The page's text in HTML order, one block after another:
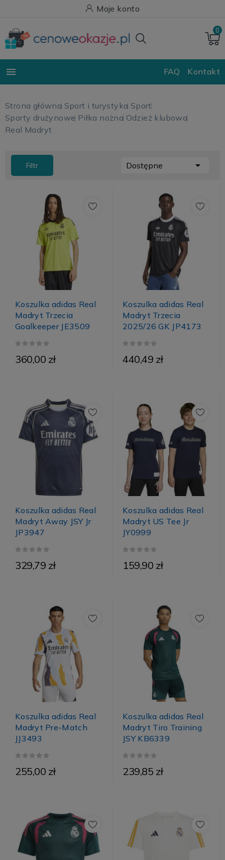
Moje konto
0
 FAQ Kontakt
Strona główna Sport i turystyka Sport
Sporty drużynowe Piłka nożna Odzież klubowa
Real Madryt
Filtr Dostępne 
Koszulka adidas Real
Madryt Trzecia
Goalkeeper JE3509
360,00 zł
Koszulka adidas Real
Madryt Trzecia
2025/26 GK JP4173
440,49 zł
Koszulka adidas Real
Madryt Away JSY Jr
JP3947
329,79 zł
Koszulka adidas Real
Madryt US Tee Jr
JY0999
159,90 zł
Koszulka adidas Real
Madryt Pre-Match
JJ3493
255,00 zł
Koszulka adidas Real
Madryt Tiro Training
JSY KB6339
239,85 zł